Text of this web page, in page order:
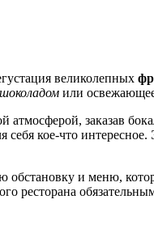
великолепных
или
заказав
кое-что
обстановку и меню,
ресторана